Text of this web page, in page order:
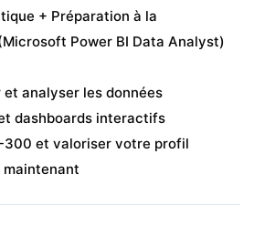
+ Préparation à la
Power BI Data Analyst)
et analyser les données
dashboards interactifs
300 et valoriser votre profil